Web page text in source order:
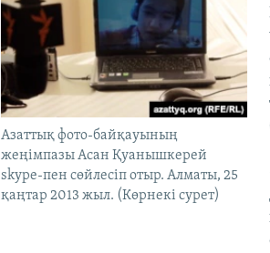
Азаттық фото-байқауының
жеңімпазы Асан Қуанышкерей
skype-пен сөйлесіп отыр. Алматы, 25
қаңтар 2013 жыл. (Көрнекі сурет)